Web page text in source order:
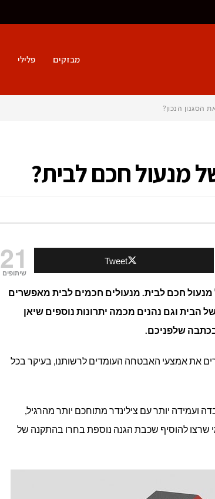
מבזקים פלילי
מנעול חכם לבית?
21
שיתופים
Tweet
חכם לבית. מנעולים חכמים לבית מאפשרים
וגם נהנים מכמה יתרונות נוספים שיאן
שלפניכם.
את אמצעי האבטחה העומדים לרשותנו, בעיקר בכל
ועמידה יותר עם צילינדר מתוחכם יותר מהרגיל,
שרצו להוסיף שכבת הגנה נוספת בחרו בהתקנה של